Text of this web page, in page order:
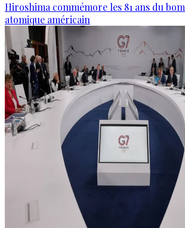
Hiroshima commémore les 81 ans du
atomique américain